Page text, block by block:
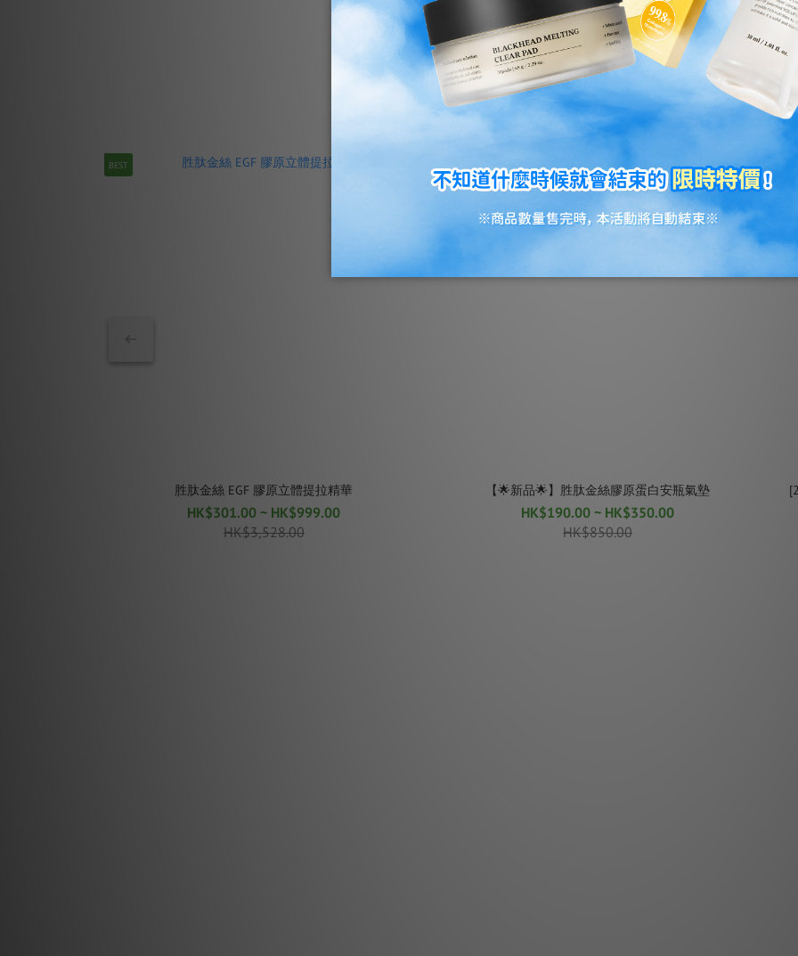
SILK PEPTIDE 胜肽金絲全系列
BEST
胜肽金絲 EGF 膠原立體提拉精華
HK$301.00 ~ HK$999.00
HK$3,528.00
NEW
【🌟新品🌟】胜肽金絲膠原蛋白安瓶氣墊
HK$190.00 ~ HK$350.00
HK$850.00